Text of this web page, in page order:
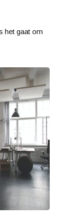
het gaat om